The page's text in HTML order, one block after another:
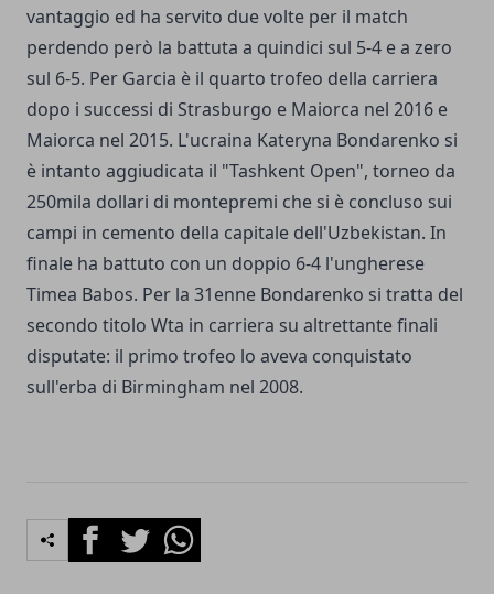
vantaggio ed ha servito due volte per il match
perdendo però la battuta a quindici sul 5-4 e a zero
sul 6-5. Per Garcia è il quarto trofeo della carriera
dopo i successi di Strasburgo e Maiorca nel 2016 e
Maiorca nel 2015. L'ucraina Kateryna Bondarenko si
è intanto aggiudicata il "Tashkent Open", torneo da
250mila dollari di montepremi che si è concluso sui
campi in cemento della capitale dell'Uzbekistan. In
finale ha battuto con un doppio 6-4 l'ungherese
Timea Babos. Per la 31enne Bondarenko si tratta del
secondo titolo Wta in carriera su altrettante finali
disputate: il primo trofeo lo aveva conquistato
sull'erba di Birmingham nel 2008.
FacebookTwitterWhatsapp